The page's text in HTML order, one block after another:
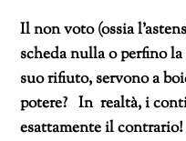
Il non voto (ossia
scheda nulla o perfino
suo rifiuto, servono a
potere? In realtà, i
esattamente il